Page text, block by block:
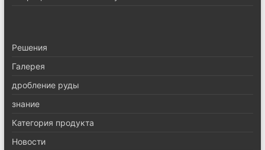
Pешения
Галерея
дробление руды
знание
Категория продукта
Новости